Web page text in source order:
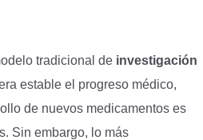
tradicional de investigación
estable el progreso médico,
de nuevos medicamentos es
Sin embargo, lo más